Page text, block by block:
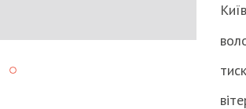
Київ